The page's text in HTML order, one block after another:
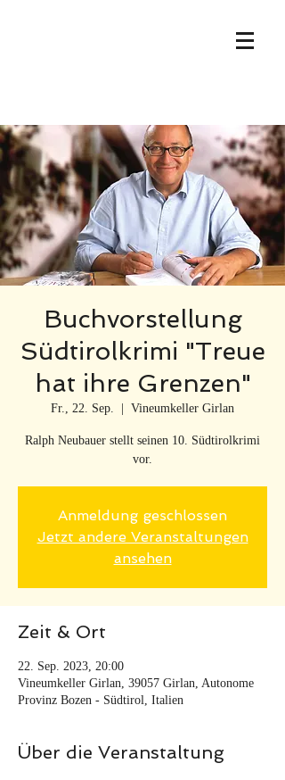
Buchvorstellung
Südtirolkrimi "Treue
hat ihre Grenzen"
Fr., 22. Sep. Vineumkeller Girlan
Ralph Neubauer stellt seinen 10. Südtirolkrimi
vor.
Anmeldung geschlossen
Jetzt andere Veranstaltungen
ansehen
Zeit & Ort
22. Sep. 2023, 20:00
Vineumkeller Girlan, 39057 Girlan, Autonome
Provinz Bozen - Südtirol, Italien
Über die Veranstaltung